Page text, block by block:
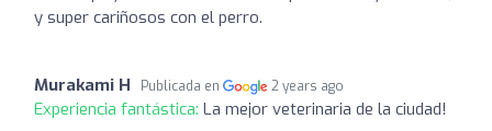
y super cariñosos con el perro.
Murakami H Publicada en 2 years ago
Experiencia fantástica: La mejor veterinaria de la ciudad!